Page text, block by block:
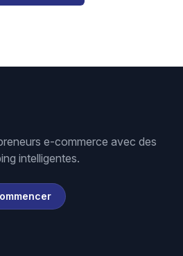
e-commerce avec des
intelligentes.